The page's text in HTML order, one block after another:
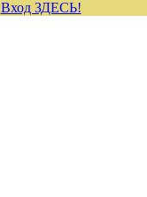
Вход ЗДЕСЬ!